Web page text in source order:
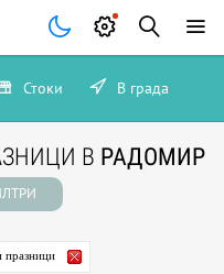
Стоки В града
В РАДОМИР
празници